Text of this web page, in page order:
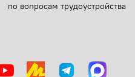
по вопросам трудоустройства